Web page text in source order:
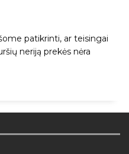
patikrinti, ar teisingai
neriją prekės nėra